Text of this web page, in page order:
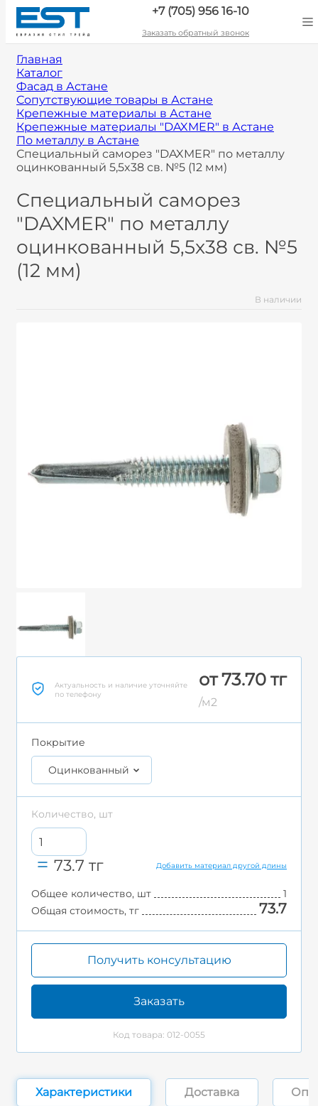
+7 (705) 956 16-10
Заказать обратный звонок
Главная
Каталог
Фасад в Астане
Сопутствующие товары в Астане
Крепежные материалы в Астане
Крепежные материалы "DAXMER" в Астане
По металлу в Астане
Специальный саморез "DAXMER" по металлу
оцинкованный 5,5x38 св. №5 (12 мм)
Специальный саморез
"DAXMER" по металлу
оцинкованный 5,5x38 св. №5
(12 мм)
В наличии
Актуальность и наличие уточняйте
по телефону
от 73.70 тг
/м2
Покрытие
Оцинкованный
Количество, шт
73.7 тг Добавить материал другой длины
Общее количество, шт
1
Общая стоимость, тг
73.7
Получить консультацию
Заказать
Код товара: 012-0055
Характеристики Доставка